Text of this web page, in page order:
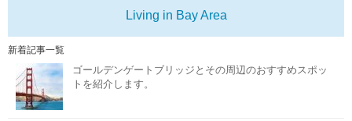
Living in Bay Area
新着記事一覧
ゴールデンゲートブリッジとその周辺のおすすめスポッ
トを紹介します。